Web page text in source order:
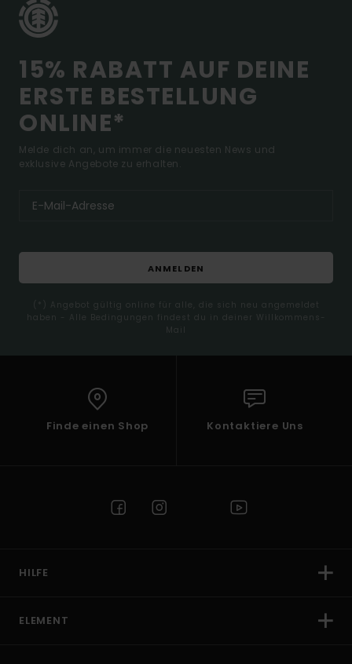
15% RABATT AUF DEINE
ERSTE BESTELLUNG
ONLINE*
Melde dich an, um immer die neuesten News und
exklusive Angebote zu erhalten.
ANMELDEN
(*) Angebot gültig online für alle, die sich neu angemeldet
haben - Alle Bedingungen findest du in deiner Willkommens-
Mail
Finde einen Shop Kontaktiere Uns
HILFE
ELEMENT